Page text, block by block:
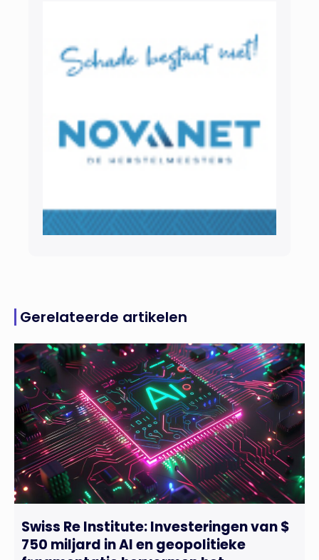
Gerelateerde artikelen
Swiss Re Institute: Investeringen van $
750 miljard in AI en geopolitieke